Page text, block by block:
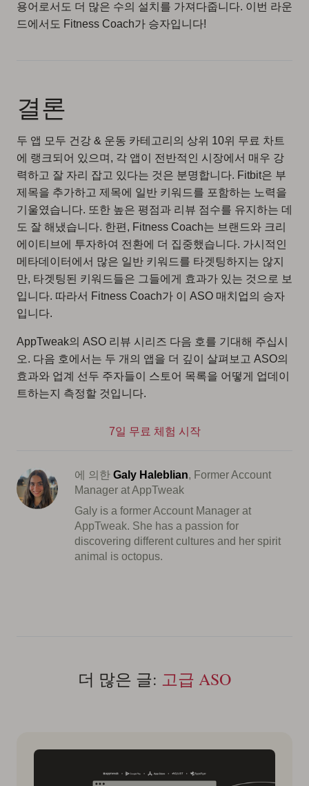
용어로서도 더 많은 수의 설치를 가져다줍니다. 이번 라운
드에서도 Fitness Coach가 승자입니다!
결론
두 앱 모두 건강 & 운동 카테고리의 상위 10위 무료 차트
에 랭크되어 있으며, 각 앱이 전반적인 시장에서 매우 강
력하고 잘 자리 잡고 있다는 것은 분명합니다. Fitbit은 부
제목을 추가하고 제목에 일반 키워드를 포함하는 노력을
기울였습니다. 또한 높은 평점과 리뷰 점수를 유지하는 데
도 잘 해냈습니다. 한편, Fitness Coach는 브랜드와 크리
에이티브에 투자하여 전환에 더 집중했습니다. 가시적인
메타데이터에서 많은 일반 키워드를 타겟팅하지는 않지
만, 타겟팅된 키워드들은 그들에게 효과가 있는 것으로 보
입니다. 따라서 Fitness Coach가 이 ASO 매치업의 승자
입니다.
AppTweak의 ASO 리뷰 시리즈 다음 호를 기대해 주십시
오. 다음 호에서는 두 개의 앱을 더 깊이 살펴보고 ASO의
효과와 업계 선두 주자들이 스토어 목록을 어떻게 업데이
트하는지 측정할 것입니다.
7일 무료 체험 시작
에 의한 Galy Haleblian, Former Account
Manager at AppTweak
Galy is a former Account Manager at
AppTweak. She has a passion for
discovering different cultures and her spirit
animal is octopus.
더 많은 글: 고급 ASO